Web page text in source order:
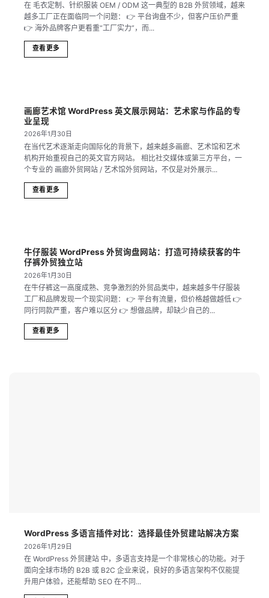
在 毛衣定制、针织服装 OEM / ODM 这一典型的 B2B 外贸领域，越来
越多工厂正在面临同一个问题： 👉 平台询盘不少，但客户压价严重
👉 海外品牌客户更看重“工厂实力”，而...
查看更多
画廊艺术馆 WordPress 英文展示网站：艺术家与作品的专
业呈现
2026年1月30日
在当代艺术逐渐走向国际化的背景下，越来越多画廊、艺术馆和艺术
机构开始重视自己的英文官方网站。 相比社交媒体或第三方平台，一
个专业的 画廊外贸网站 / 艺术馆外贸网站，不仅是对外展示...
查看更多
牛仔服装 WordPress 外贸询盘网站：打造可持续获客的牛
仔裤外贸独立站
2026年1月30日
在牛仔裤这一高度成熟、竞争激烈的外贸品类中，越来越多牛仔服装
工厂和品牌发现一个现实问题： 👉 平台有流量，但价格越做越低 👉
同行同款严重，客户难以区分 👉 想做品牌，却缺少自己的...
查看更多
WordPress 多语言插件对比：选择最佳外贸建站解决方案
2026年1月29日
在 WordPress 外贸建站 中，多语言支持是一个非常核心的功能。对于
面向全球市场的 B2B 或 B2C 企业来说，良好的多语言架构不仅能提
升用户体验，还能帮助 SEO 在不同...